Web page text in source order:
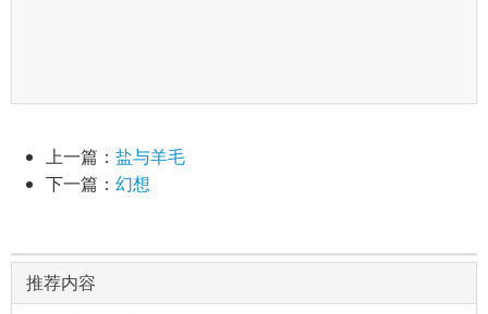
上一篇： 盐与羊毛
下一篇： 幻想
推荐内容